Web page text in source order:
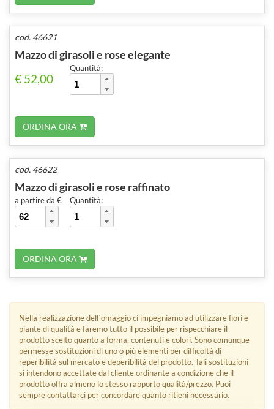
cod. 46621
Mazzo di girasoli e rose elegante
€ 52,00
Quantità:
ORDINA ORA
cod. 46622
Mazzo di girasoli e rose raffinato
a partire da € Quantità:
ORDINA ORA
Nella realizzazione dell´omaggio ci impegniamo ad utilizzare fiori e
piante di qualità e faremo tutto il possibile per rispecchiare il
prodotto scelto quanto a forma, contenuti e colori. Sono comunque
permesse sostituzioni di uno o più elementi per difficoltà di
reperibilità sul mercato e deperibilità del prodotto. Tali sostituzioni
si intendono accettate dal cliente ordinante a condizione che il
prodotto offra almeno lo stesso rapporto qualità/prezzo. Puoi
sempre contattarci per concordare quanto ritieni necessario.